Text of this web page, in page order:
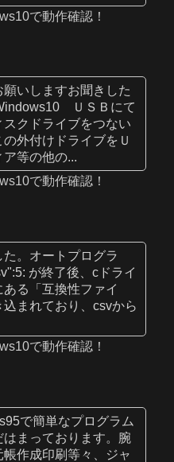
で動作確認！
いしますお聞きした
ＵＳＢにて
クドライブをつない
外付けドライブをＵ
ア等の他の...
で動作確認！
。オートプログラ
が終了後、cドライ
る「互換性ファイ
まれており、csvから
で動作確認！
で簡単なプログラム
まっております。腕
作成印刷等々、ジャ